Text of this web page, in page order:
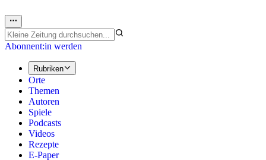
Abonnent:in werden
Rubriken
Orte
Themen
Autoren
Spiele
Podcasts
Videos
Rezepte
E-Paper